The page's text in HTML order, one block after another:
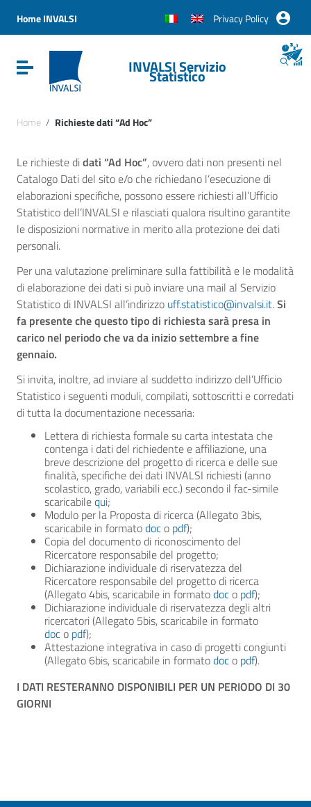
Vai al menu di navigazione
Vai al footer
Home INVALSI Privacy Policy
Attiva / disattiva la navigazioneINVALSI Servizio
Statistico
Home / Richieste dati “Ad Hoc”
Le richieste didati “Ad Hoc”, ovvero dati non presenti nel
Catalogo Dati del sito e/o che richiedano l’esecuzione di
elaborazioni specifiche, possono essere richiesti all’Ufficio
Statistico dell’INVALSI e rilasciati qualora risultino garantite
le disposizioni normative in merito alla protezione dei dati
personali.
Per una valutazione preliminare sulla fattibilità e le modalità
di elaborazione dei dati si può inviare una mail al Servizio
Statistico di INVALSI all’indirizzo uff.statistico@invalsi.it.Si
fa presente che questo tipo di richiesta sarà presa in
carico nel periodo che va da inizio settembre a fine
gennaio.
Si invita, inoltre, ad inviare al suddetto indirizzo dell’Ufficio
Statistico i seguenti moduli, compilati, sottoscritti e corredati
di tutta la documentazione necessaria:
Lettera di richiesta formale su carta intestata che
contenga i dati del richiedente e affiliazione, una
breve descrizione del progetto di ricerca e delle sue
finalità, specifiche dei dati INVALSI richiesti (anno
scolastico, grado, variabili ecc.) secondo il fac-simile
scaricabilequi;
Modulo per la Proposta di ricerca (Allegato 3bis,
scaricabile in formatodoc o pdf);
Copia del documento di riconoscimento del
Ricercatore responsabile del progetto;
Dichiarazione individuale di riservatezza del
Ricercatore responsabile del progetto di ricerca
(Allegato 4bis, scaricabile in formatodoc o pdf);
Dichiarazione individuale di riservatezza degli altri
ricercatori (Allegato 5bis, scaricabile in formato
doc o pdf);
Attestazione integrativa in caso di progetti congiunti
(Allegato 6bis, scaricabile in formatodoc o pdf).
I DATI RESTERANNO DISPONIBILI PER UN PERIODO DI 30
GIORNI